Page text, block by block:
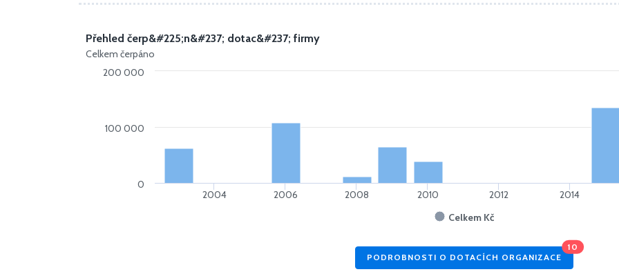
Celkem čerpáno
Přehled čerp&#225;n&#237; dotac&#237; firmy
Celkem Kč
2004 2006 2008 2010 2012 2014
0
100 000
200 000
PODROBNOSTI O DOTACÍCH ORGANIZACE
10